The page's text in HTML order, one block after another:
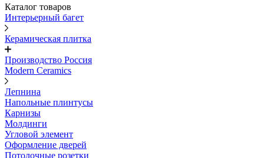
Каталог товаров
Интерьерный багет
Керамическая плитка
Производство Россия
Modern Ceramics
Лепнина
Напольные плинтусы
Карнизы
Молдинги
Угловой элемент
Оформление дверей
Потолочные розетки